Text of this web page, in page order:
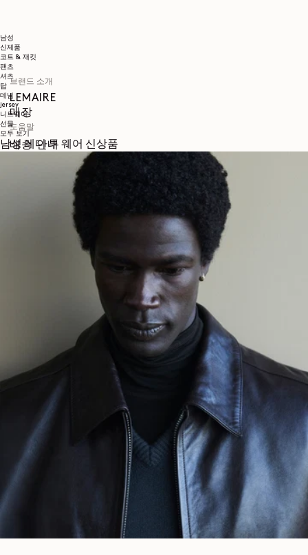
남성
신제품
코트 & 재킷
팬츠
셔츠
탑
데님
jersey
니트웨어
선물
모두 보기
남성 레디 투 웨어 신상품
브랜드 소개
LEMAIRE
매장
도움말
배송 안내
SPOTIFY
WEIBO
PINTEREST
YOUTUBE
개인정보 보호정책
성평등지수
COOKIES SETTINGS